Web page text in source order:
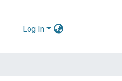
Log In